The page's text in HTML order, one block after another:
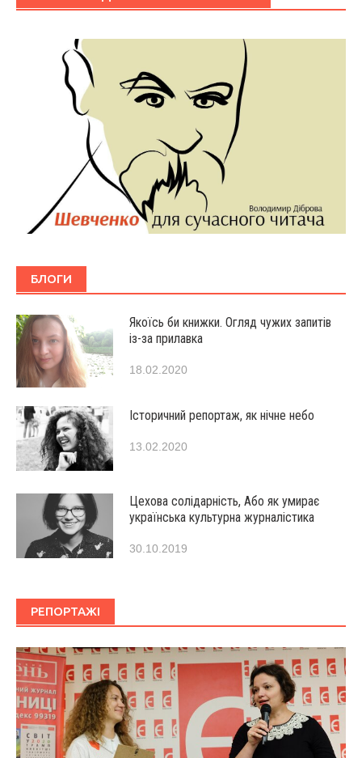
БЛОГИ
Якоїсь би книжки. Огляд чужих запитів
із-за прилавка
18.02.2020
Історичний репортаж, як нічне небо
13.02.2020
Цехова солідарність, Або як умирає
українська культурна журналістика
30.10.2019
РЕПОРТАЖІ